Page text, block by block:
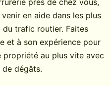
près de chez vous,
en aide dans les plus
trafic routier. Faites
et à son expérience pour
au plus vite avec
de dégâts.